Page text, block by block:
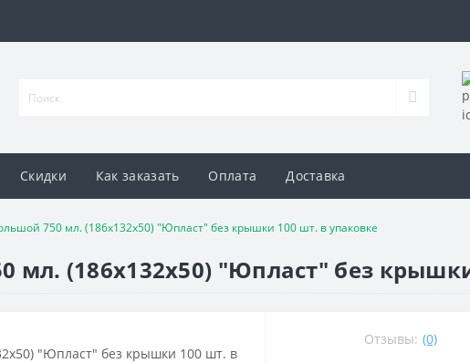
Скидки Как заказать Оплата Доставка
750 мл. (186х132х50) "Юпласт" без крышки 100 шт. в упаковке
мл. (186х132х50) "Юпласт" без
Отзывы: (0)